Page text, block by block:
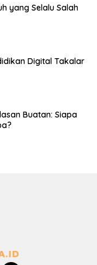
yang Selalu Salah
Digital Takalar
Buatan: Siapa